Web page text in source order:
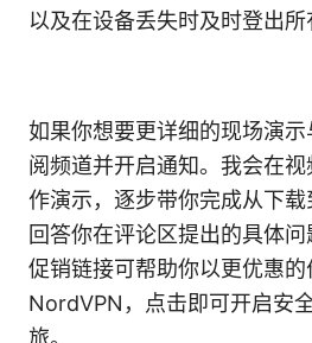
以及在设备丢失时及时登出所
如果你想要更详细的现场演
阅频道并开启通知。我会在
作演示，逐步带你完成从下
回答你在评论区提出的具体
促销链接可帮助你以更优惠的
NordVPN，点击即可开启安
旅。